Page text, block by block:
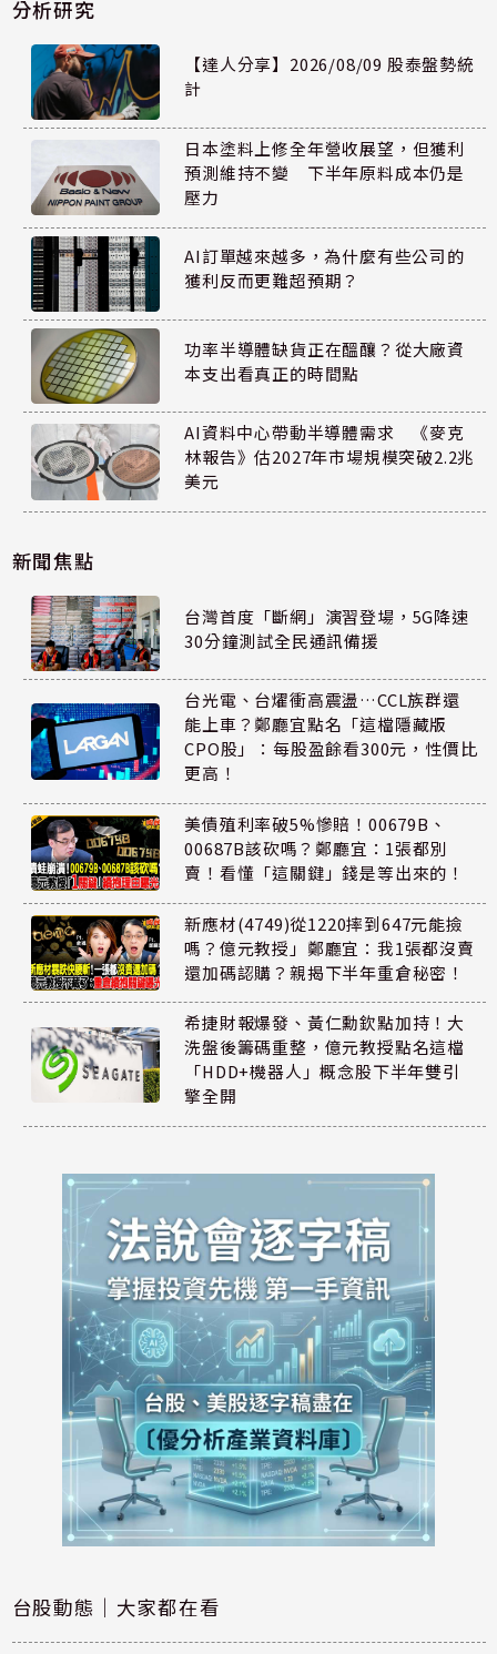
分析研究
【達人分享】2026/08/09 股泰盤勢統
計
日本塗料上修全年營收展望，但獲利
預測維持不變 下半年原料成本仍是
壓力
AI訂單越來越多，為什麼有些公司的
獲利反而更難超預期？
功率半導體缺貨正在醞釀？從大廠資
本支出看真正的時間點
AI資料中心帶動半導體需求 《麥克
林報告》估2027年市場規模突破2.2兆
美元
新聞焦點
台灣首度「斷網」演習登場，5G降速
30分鐘測試全民通訊備援
台光電、台燿衝高震盪…CCL族群還
能上車？鄭廳宜點名「這檔隱藏版
CPO股」：每股盈餘看300元，性價比
更高！
美債殖利率破5%慘賠！00679B、
00687B該砍嗎？鄭廳宜：1張都別
賣！看懂「這關鍵」錢是等出來的！
新應材(4749)從1220摔到647元能撿
嗎？億元教授」鄭廳宜：我1張都沒賣
還加碼認購？親揭下半年重倉秘密！
希捷財報爆發、黃仁勳欽點加持！大
洗盤後籌碼重整，億元教授點名這檔
「HDD+機器人」概念股下半年雙引
擎全開
台股動態｜大家都在看